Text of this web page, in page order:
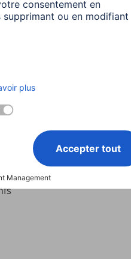
Déclarations de